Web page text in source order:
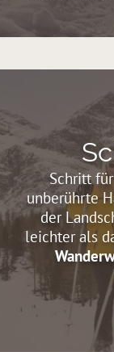
Schritt
unberührte
der
leichter als